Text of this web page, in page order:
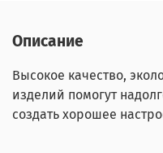
Описание
Высокое качество,
изделий помогут
создать хорошее